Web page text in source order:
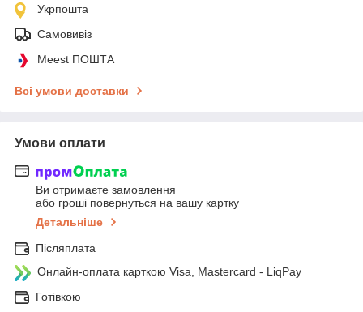
Укрпошта
Самовивіз
Meest ПОШТА
Всі умови доставки
Умови оплати
Ви отримаєте замовлення
або гроші повернуться на вашу картку
Детальніше
Післяплата
Онлайн-оплата карткою Visa, Mastercard - LiqPay
Готівкою